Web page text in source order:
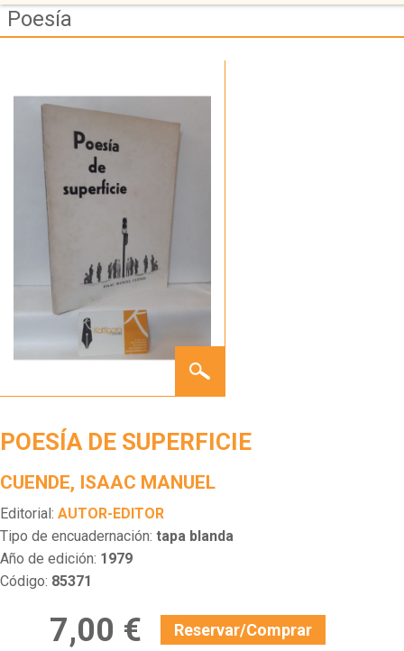
Poesía
DE
POESÍA DE SUPERFICIE
CUENDE, ISAAC MANUEL
Editorial: AUTOR-EDITOR
Tipo de encuadernación: tapa blanda
Año de edición: 1979
Código: 85371
7,00 € Reservar/Comprar